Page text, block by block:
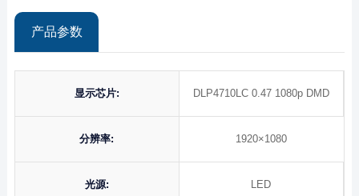
产品参数
显示芯片: DLP4710LC 0.47 1080p DMD
分辨率: 1920×1080
光源: LED